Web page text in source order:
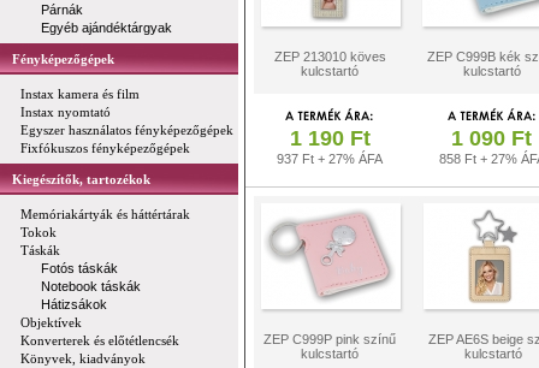
Párnák
Egyéb ajándéktárgyak
Fényképezőgépek
Instax kamera és film
Instax nyomtató
Egyszer használatos fényképezőgépek
Fixfókuszos fényképezőgépek
Kiegészítők, tartozékok
Memóriakártyák és háttértárak
Tokok
Táskák
Fotós táskák
Notebook táskák
Hátizsákok
Objektívek
Konverterek és előtétlencsék
Könyvek, kiadványok
ZEP 213010 köves
kulcstartó
ZEP C999B kék
kulcstartó
1 190 Ft
937 Ft + 27% ÁFA
1 090 Ft
858 Ft + 27%
ZEP C999P pink színű
kulcstartó
ZEP AE6S beige
kulcstartó